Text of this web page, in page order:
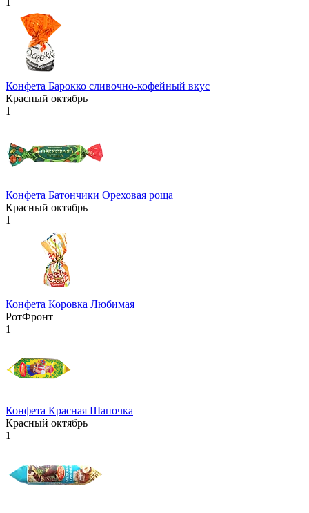
Конфета Барокко сливочно-кофейный вкус
Красный октябрь
1
Конфета Батончики Ореховая роща
Красный октябрь
1
Конфета Коровка Любимая
РотФронт
1
Конфета Красная Шапочка
Красный октябрь
1